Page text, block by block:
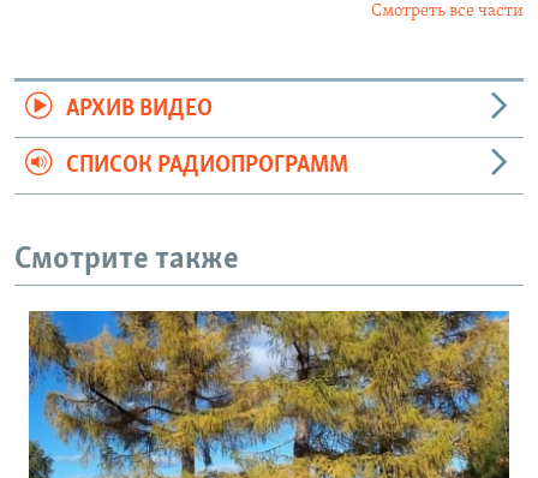
Смотреть все части
АРХИВ ВИДЕО
СПИСОК РАДИОПРОГРАММ
Смотрите также